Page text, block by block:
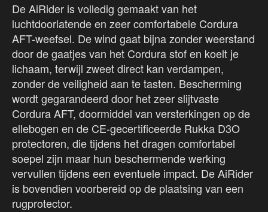
De AiRider is volledig gemaakt van het
luchtdoorlatende en zeer comfortabele Cordura
AFT-weefsel. De wind gaat bijna zonder weerstand
door de gaatjes van het Cordura stof en koelt je
lichaam, terwijl zweet direct kan verdampen,
zonder de veiligheid aan te tasten. Bescherming
wordt gegarandeerd door het zeer slijtvaste
Cordura AFT, doormiddel van versterkingen op de
ellebogen en de CE-gecertificeerde Rukka D3O
protectoren, die tijdens het dragen comfortabel
soepel zijn maar hun beschermende werking
vervullen tijdens een eventuele impact. De AiRider
is bovendien voorbereid op de plaatsing van een
rugprotector.